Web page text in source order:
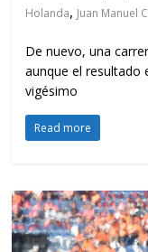
Holanda, Juan Manuel
De nuevo, una
aunque el resultado
vigésimo
Read more